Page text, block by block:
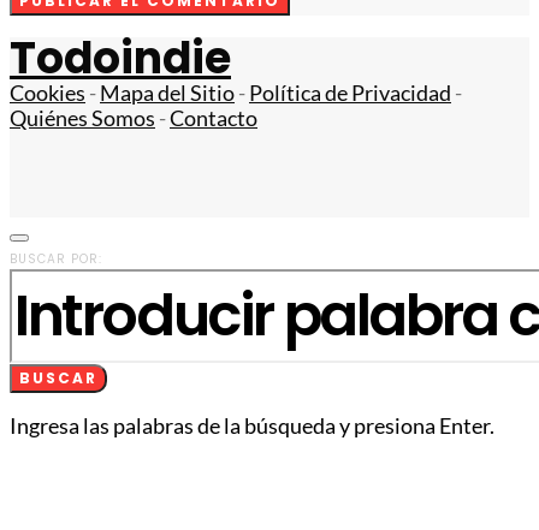
Todoindie
Cookies -Mapa del Sitio-Política de Privacidad -
Quiénes Somos -Contacto
BUSCAR POR:
BUSCAR
Ingresa las palabras de la búsqueda y presiona Enter.